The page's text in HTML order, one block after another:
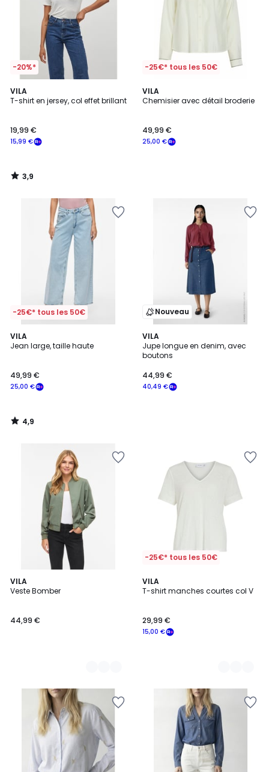
-20%*
VILA
T-shirt en jersey, col effet brillant
15,99 €
19,99 €
3,9
/ 5
3,9
/
-25€* tous les 50€
VILA
Chemisier avec détail broderie
25,00 €
49,99 €
-25€* tous les 50€
VILA
Jean large, taille haute
25,00 €
49,99 €
4,9
/ 5
4,9
/
Nouveau
VILA
Jupe longue en denim, avec
boutons
40,49 €
44,99 €
VILA
Veste Bomber
44,99 €
2
Couleurs
-25€* tous les 50€
VILA
T-shirt manches courtes col V
15,00 €
29,99 €
2
Couleurs